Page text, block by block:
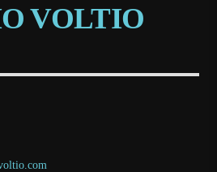
VOLTIO